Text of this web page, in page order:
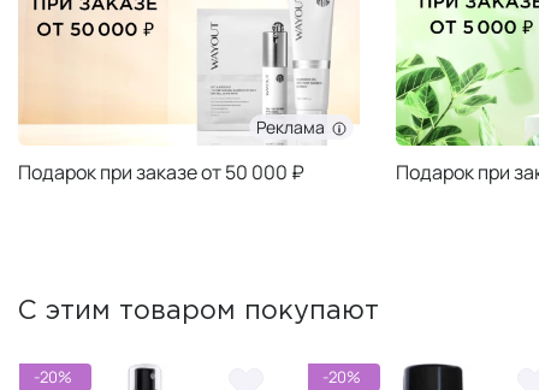
Реклама
Подарок при заказе от 50 000 ₽ Подарок при
С этим товаром покупают
-20% -20%